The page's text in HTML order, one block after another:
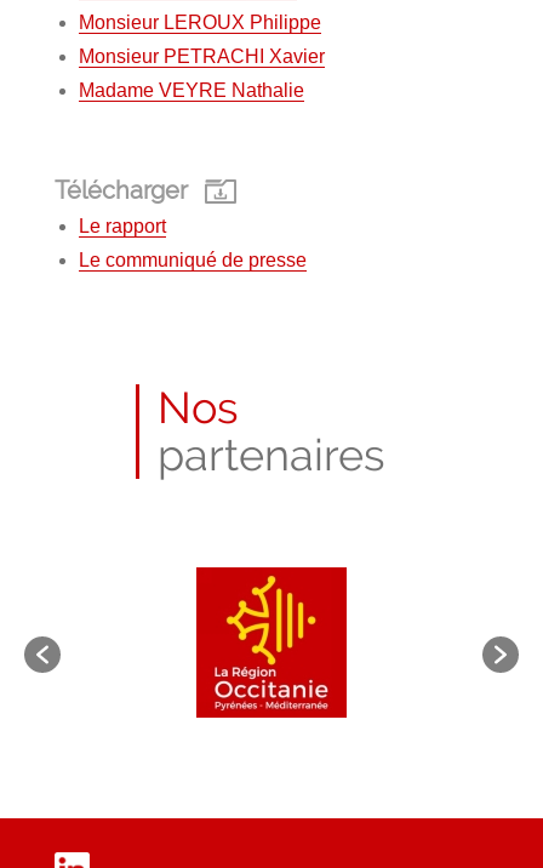
Monsieur LEROUX Philippe
Monsieur PETRACHI Xavier
Madame VEYRE Nathalie
Télécharger
Le rapport
Le communiqué de presse
Nos
partenaires
LinkedIn